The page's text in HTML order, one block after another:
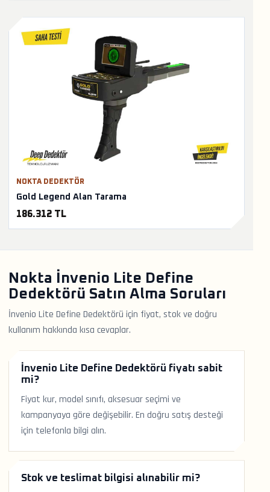
NOKTA DEDEKTÖR
Gold Legend Alan Tarama
186.312 TL
Nokta İnvenio Lite Define
Dedektörü Satın Alma Soruları
İnvenio Lite Define Dedektörü için fiyat, stok ve doğru
kullanım hakkında kısa cevaplar.
İnvenio Lite Define Dedektörü fiyatı sabit
mi?
Fiyat kur, model sınıfı, aksesuar seçimi ve
kampanyaya göre değişebilir. En doğru satış desteği
için telefonla bilgi alın.
Stok ve teslimat bilgisi alınabilir mi?